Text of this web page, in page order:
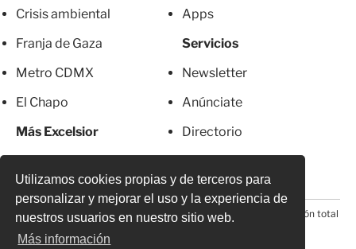
Utilizamos cookies propias y de terceros para
personalizar y mejorar el uso y la experiencia de
nuestros usuarios en nuestro sitio web.
Más información
Crisis ambiental
Franja de Gaza
Metro CDMX
El Chapo
Más Excelsior
Apps
Servicios
Newsletter
Anúnciate
Directorio
© 2026 Todos los derechos reservados. Prohibida la reproducción total
o parcial, incluyendo cualquier medio electrónico*